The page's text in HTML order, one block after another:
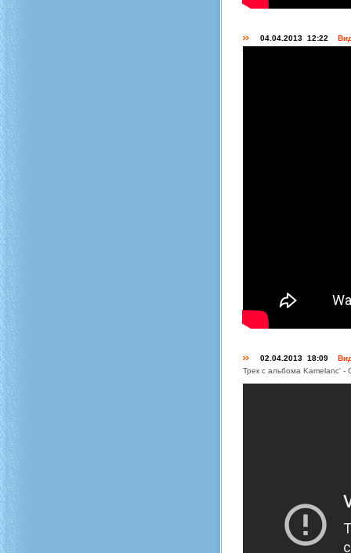
04.04.2013 12:22
02.04.2013 18:09
Трек с альбома Kamelanc' -